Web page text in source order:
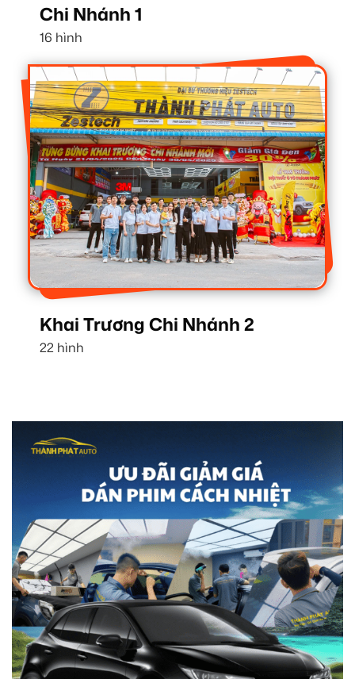
Chi Nhánh 1
16 hình
Khai Trương Chi Nhánh 2
22 hình